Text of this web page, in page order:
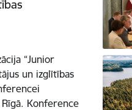
“Junior
un izglītības
Rīgā. Konference